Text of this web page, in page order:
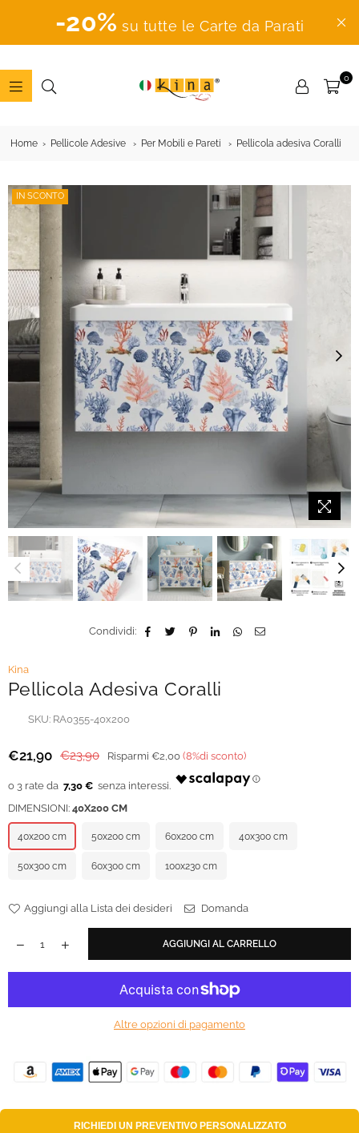
-20% su tutte le Carte da Parati
0
Home Pellicole Adesive Per Mobili e Pareti Pellicola adesiva Coralli
IN SCONTO
Condividi:
Kina
Pellicola Adesiva Coralli
SKU: RA0355-40x200
Prezzo
€21,90 €23,90 Risparmi €2,00 (8%di sconto)
7,30 €
DIMENSIONI: 40X200 CM
40x200 cm 50x200 cm 60x200 cm 40x300 cm
50x300 cm 60x300 cm 100x230 cm
Aggiungi alla Lista dei desideri Domanda
AGGIUNGI AL CARRELLO
Altre opzioni di pagamento
RICHIEDI UN PREVENTIVO PERSONALIZZATO